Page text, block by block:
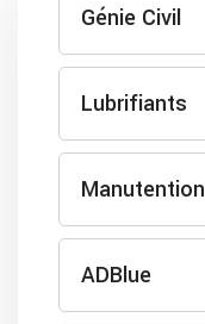
Génie Civil
Lubrifiants
Manutention
ADBlue